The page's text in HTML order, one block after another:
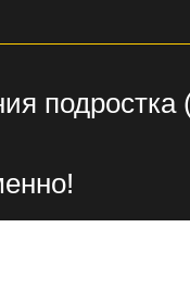
подростка